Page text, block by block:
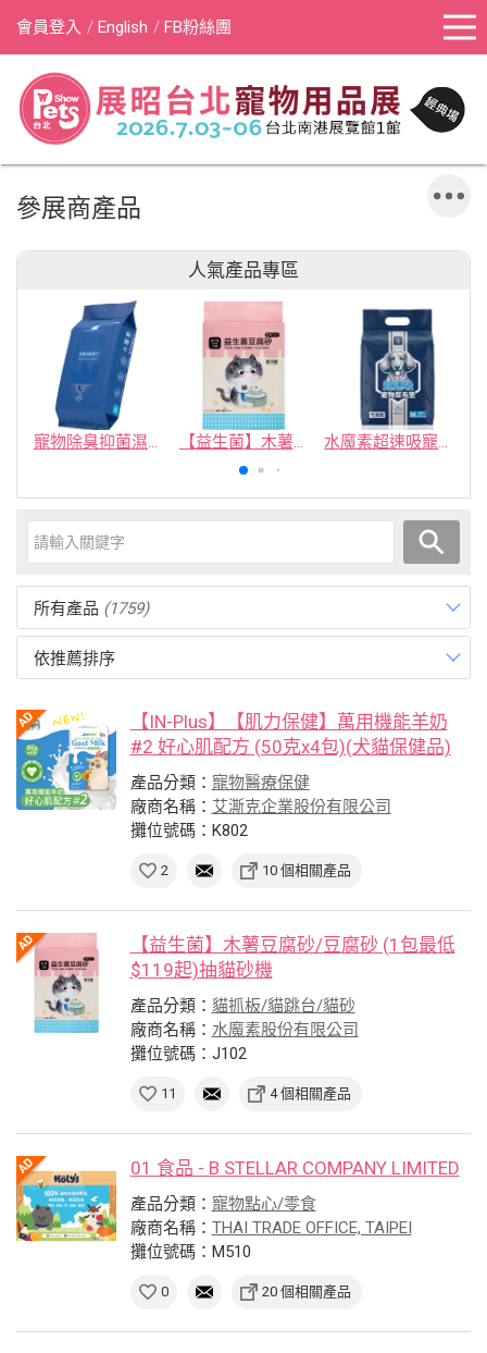
會員登入 English FB粉絲團
參展商產品
人氣產品專區
寵物除臭抑菌濕紙巾／30抽／無味【4包100】 【益生菌】木薯豆腐砂/豆腐砂 (1包最低$119起)抽貓砂機 水魔素超速吸寵物尿布墊買1送1
所有產品 (1759)
依推薦排序
【IN-Plus】【肌力保健】萬用機能羊奶
#2 好心肌配方 (50克x4包)(犬貓保健品)
產品分類： 寵物醫療保健
廠商名稱： 艾澌克企業股份有限公司
攤位號碼：K802
2 10 個相關產品
【益生菌】木薯豆腐砂/豆腐砂 (1包最低
$119起)抽貓砂機
產品分類： 貓抓板/貓跳台/貓砂
廠商名稱： 水魔素股份有限公司
攤位號碼：J102
11 4 個相關產品
01 食品 - B STELLAR COMPANY LIMITED
產品分類： 寵物點心/零食
廠商名稱： THAI TRADE OFFICE, TAIPEI
攤位號碼：M510
0 20 個相關產品